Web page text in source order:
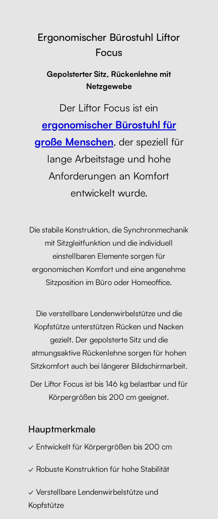
Ergonomischer Bürostuhl Liftor
Focus
Gepolsterter Sitz, Rückenlehne mit
Netzgewebe
Der Liftor Focus ist ein
ergonomischer Bürostuhl für
große Menschen, der speziell für
lange Arbeitstage und hohe
Anforderungen an Komfort
entwickelt wurde.
Die stabile Konstruktion, die Synchronmechanik
mit Sitzgleitfunktion und die individuell
einstellbaren Elemente sorgen für
ergonomischen Komfort und eine angenehme
Sitzposition im Büro oder Homeoffice.
Die verstellbare Lendenwirbelstütze und die
Kopfstütze unterstützen Rücken und Nacken
gezielt. Der gepolsterte Sitz und die
atmungsaktive Rückenlehne sorgen für hohen
Sitzkomfort auch bei längerer Bildschirmarbeit.
Der Liftor Focus ist bis 146 kg belastbar und für
Körpergrößen bis 200 cm geeignet.
Hauptmerkmale
✓ Entwickelt für Körpergrößen bis 200 cm
✓ Robuste Konstruktion für hohe Stabilität
✓ Verstellbare Lendenwirbelstütze und
Kopfstütze